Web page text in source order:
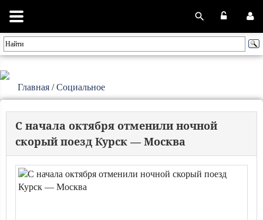
Главная /Социальное
С начала октября отменили ночной
скорый поезд Курск — Москва